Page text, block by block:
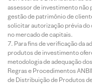
assessor de investimento não
gestão de patrimônio de
solicitar autorização prévia do
no mercado de capitais.
Para fins de verificação da
produtos de investimento
metodologia de adequação
Regras e Procedimentos
de Distribuição de Produtos